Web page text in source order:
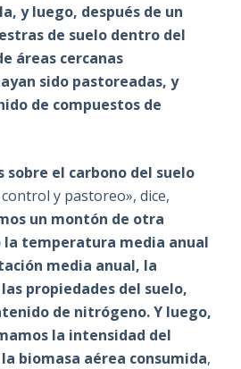
y luego, después de un
de suelo dentro del
áreas cercanas
sido pastoreadas, y
de compuestos de
sobre el carbono del suelo
y pastoreo», dice,
un montón de otra
temperatura media anual
media anual, la
propiedades del suelo,
de nitrógeno. Y luego,
la intensidad del
biomasa aérea consumida,